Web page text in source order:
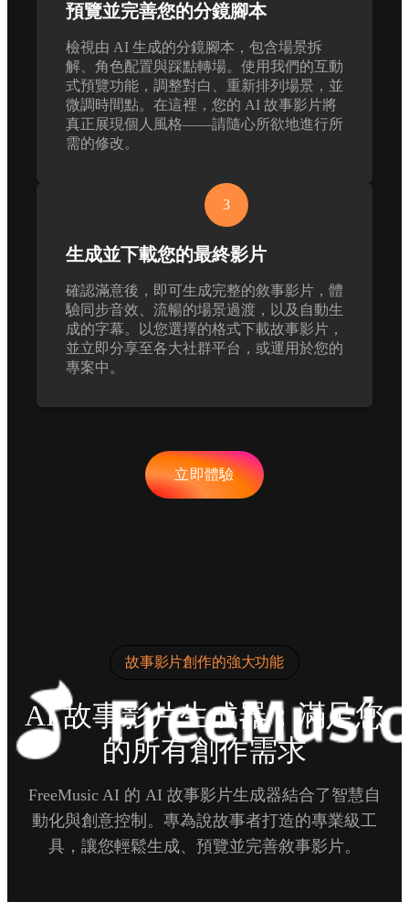
預覽並完善您的分鏡腳本
檢視由 AI 生成的分鏡腳本，包含場景拆
解、角色配置與踩點轉場。使用我們的互動
式預覽功能，調整對白、重新排列場景，並
微調時間點。在這裡，您的 AI 故事影片將
真正展現個人風格——請隨心所欲地進行所
需的修改。
3
生成並下載您的最終影片
確認滿意後，即可生成完整的敘事影片，體
驗同步音效、流暢的場景過渡，以及自動生
成的字幕。以您選擇的格式下載故事影片，
並立即分享至各大社群平台，或運用於您的
專案中。
立即體驗
故事影片創作的強大功能
AI 故事影片生成器：滿足您
的所有創作需求
FreeMusic AI 的 AI 故事影片生成器結合了智慧自
動化與創意控制。專為說故事者打造的專業級工
具，讓您輕鬆生成、預覽並完善敘事影片。